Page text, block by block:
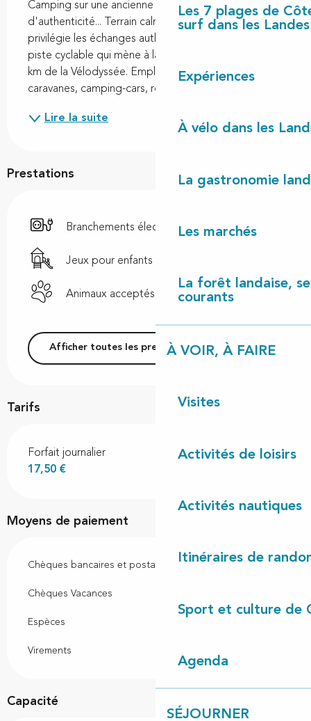
Les 7 plages de
surf dans les Landes
Expériences
À vélo dans les
La gastronomie
Les marchés
La forêt landaise,
courants
À VOIR, À FAIRE
Visites
Activités de loisirs
Activités nautiques
Itinéraires de
Sport et culture de
Agenda
SÉJOURNER
Camping sur une ancienne ferme, juste envie
d'authenticité... Terrain calme, en pleine nature, qui
privilégie les échanges authentiques. A 700 m de la
piste cyclable qui mène à la plage ou au village et à 5
km de la Vélodyssée. Emplacements vélos, tentes,
caravanes, camping-cars, refuge pèlerins....
Lire la suite
Prestations
Branchements électriques
Jeux pour enfants / Espace jeux
Animaux acceptés
Afficher toutes les prestations
Tarifs
Forfait journalier
17,50 €
Moyens de paiement
Chèques bancaires et postaux
Chèques Vacances
Espèces
Virements
Capacité